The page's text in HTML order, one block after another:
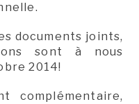
documents joints,
sont à nous
2014!
complémentaire,